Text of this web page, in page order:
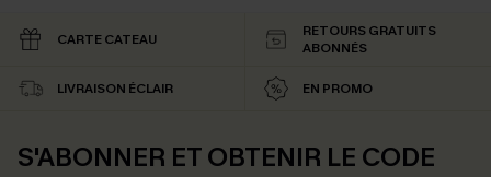
CARTE CATEAU
RETOURS GRATUITS
ABONNÉS
LIVRAISON ÉCLAIR EN PROMO
S'ABONNER ET OBTENIR LE CODE